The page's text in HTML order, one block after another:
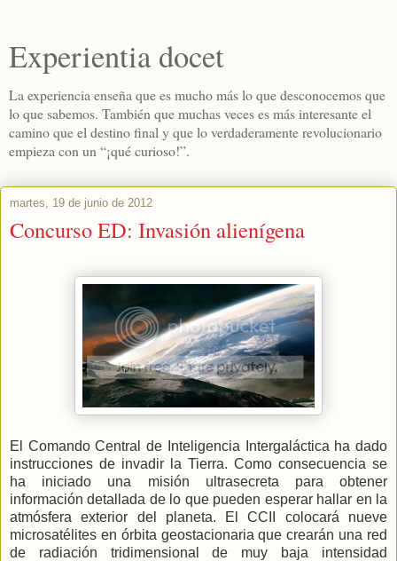
Experientia docet
La experiencia enseña que es mucho más lo que desconocemos que
lo que sabemos. También que muchas veces es más interesante el
camino que el destino final y que lo verdaderamente revolucionario
empieza con un “¡qué curioso!”.
martes, 19 de junio de 2012
Concurso ED: Invasión alienígena
El Comando Central de Inteligencia Intergaláctica ha dado
instrucciones de invadir la Tierra. Como consecuencia se
ha iniciado una misión ultrasecreta para obtener
información detallada de lo que pueden esperar hallar en la
atmósfera exterior del planeta. El CCII colocará nueve
microsatélites en órbita geostacionaria que crearán una red
de radiación tridimensional de muy baja intensidad